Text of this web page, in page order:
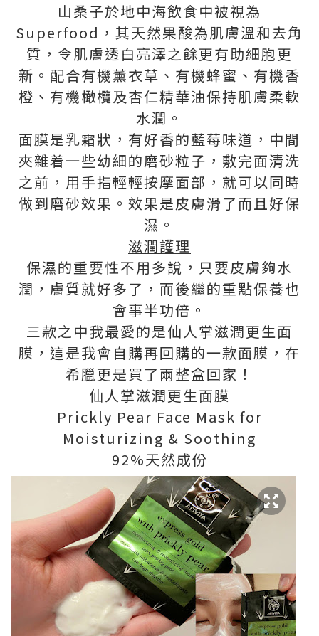
山桑子於地中海飲食中被視為
Superfood，其天然果酸為肌膚溫和去角
質，令肌膚透白亮澤之餘更有助細胞更
新。配合有機薰衣草、有機蜂蜜、有機香
橙、有機橄欖及杏仁精華油保持肌膚柔軟
水潤。
面膜是乳霜狀，有好香的藍莓味道，中間
夾雜着一些幼細的磨砂粒子，敷完面清洗
之前，用手指輕輕按摩面部，就可以同時
做到磨砂效果。效果是皮膚滑了而且好保
濕。
滋潤護理
保濕的重要性不用多說，只要皮膚夠水
潤，膚質就好多了，而後繼的重點保養也
會事半功倍。
三款之中我最愛的是仙人掌滋潤更生面
膜，這是我會自購再回購的一款面膜，在
希臘更是買了兩整盒回家！
仙人掌滋潤更生面膜
Prickly Pear Face Mask for
Moisturizing & Soothing
92%天然成份